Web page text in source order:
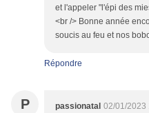
et l'appeler "l'épi des
<br /> Bonne année
soucis au feu et nos
Répondre
P passionatal 02/01/2023